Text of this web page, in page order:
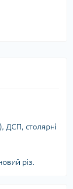
ДСП, столярні
різ.